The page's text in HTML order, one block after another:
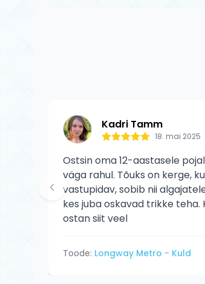
Kadri Tamm
18. mai 2025
Ostsin oma 12-aastasele
väga rahul. Tõuks on kerge,
vastupidav, sobib nii
kes juba oskavad trikke teha.
ostan siit veel
Toode: Longway Metro - Kuld